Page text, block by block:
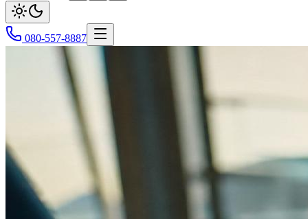
080-557-8887